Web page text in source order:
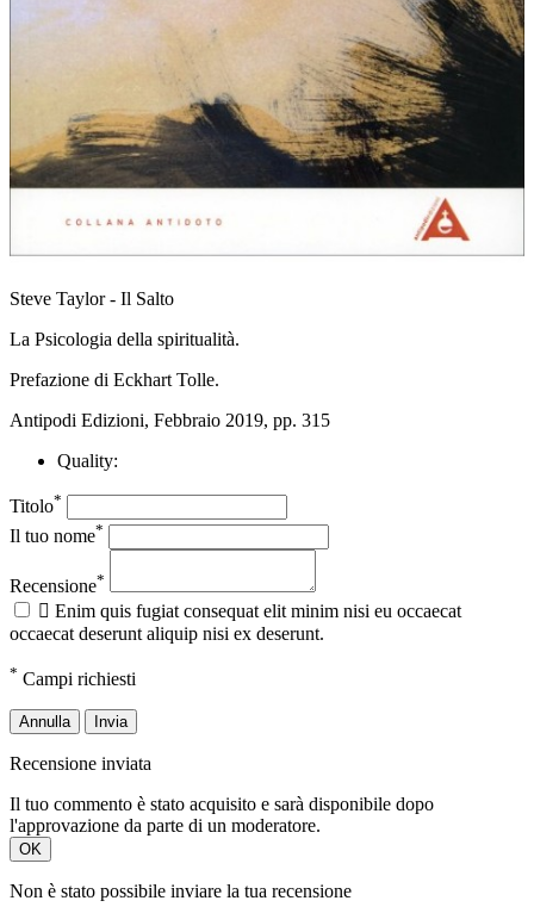
Steve Taylor - Il Salto
La Psicologia della spiritualità.
Prefazione di Eckhart Tolle.
Antipodi Edizioni, Febbraio 2019, pp. 315
Quality:
Titolo*
Il tuo nome*
Recensione*
 Enim quis fugiat consequat elit minim nisi eu occaecat
occaecat deserunt aliquip nisi ex deserunt.
* Campi richiesti
Annulla Invia
Recensione inviata
Il tuo commento è stato acquisito e sarà disponibile dopo
l'approvazione da parte di un moderatore.
OK
Non è stato possibile inviare la tua recensione